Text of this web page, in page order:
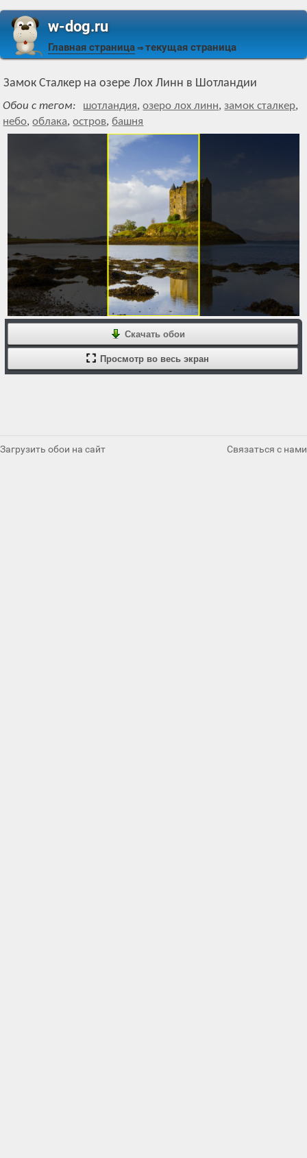
w-dog.ru
Главная страница ⇒ текущая страница
Замок Сталкер на озере Лох Линн в Шотландии
Обои с тегом: шотландия,озеро лох линн,замок сталкер,
небо,облака,остров,башня
Скачать обои
Просмотр во весь экран
Загрузить обои на сайт Связаться с нами